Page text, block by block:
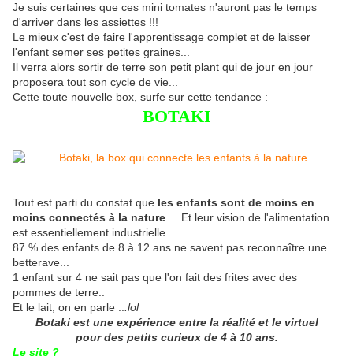
Je suis certaines que ces mini tomates n'auront pas le temps
d'arriver dans les assiettes !!!
Le mieux c'est de faire l'apprentissage complet et de laisser
l'enfant semer ses petites graines...
Il verra alors sortir de terre son petit plant qui de jour en jour
proposera tout son cycle de vie...
Cette toute nouvelle box, surfe sur cette tendance :
BOTAKI
Tout est parti du constat que les enfants sont de moins en
moins connectés à la nature .... Et leur vision de l'alimentation
est essentiellement industrielle.
87 % des enfants de 8 à 12 ans ne savent pas reconnaître une
betterave...
1 enfant sur 4 ne sait pas que l'on fait des frites avec des
pommes de terre..
Et le lait, on en parle ..
.lol
Botaki est une expérience entre la réalité et le virtuel
pour des petits curieux de 4 à 10 ans.
Le site ?